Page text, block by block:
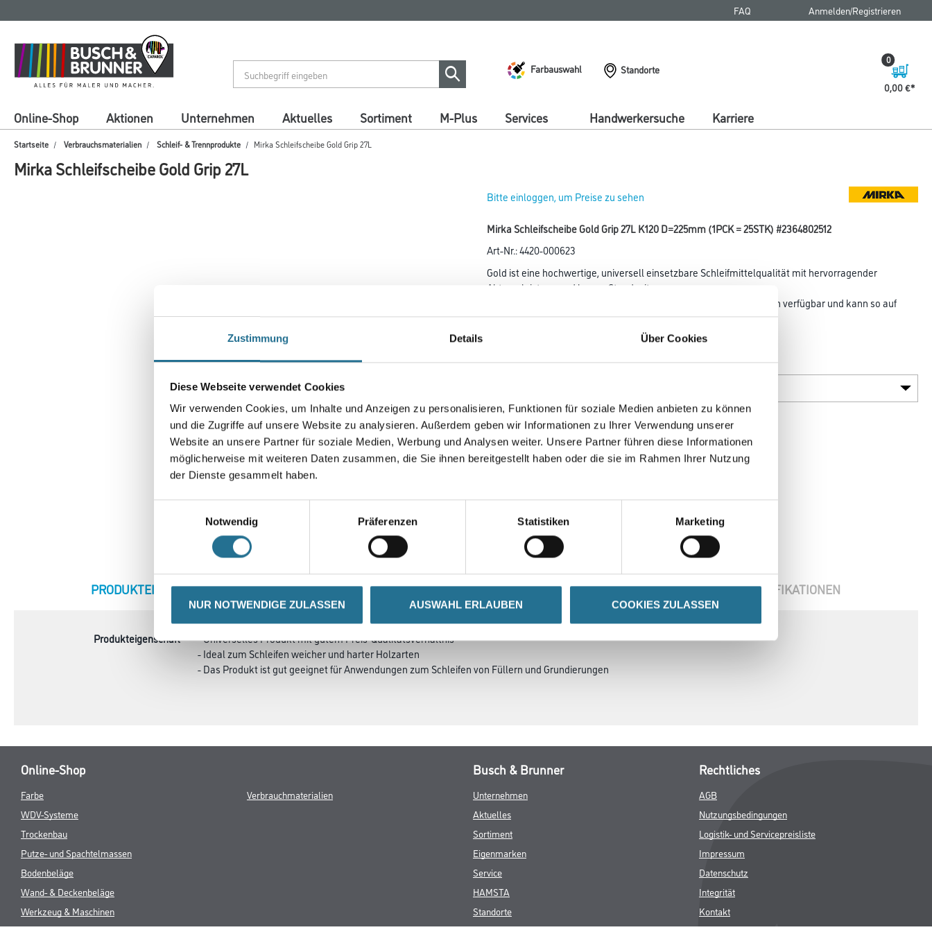
Zustimmung Details Über Cookies
Diese Webseite verwendet Cookies
Wir verwenden Cookies, um Inhalte und Anzeigen zu personalisieren, Funktionen für soziale Medien anbieten zu können
und die Zugriffe auf unsere Website zu analysieren. Außerdem geben wir Informationen zu Ihrer Verwendung unserer
Website an unsere Partner für soziale Medien, Werbung und Analysen weiter. Unsere Partner führen diese Informationen
möglicherweise mit weiteren Daten zusammen, die Sie ihnen bereitgestellt haben oder die sie im Rahmen Ihrer Nutzung
der Dienste gesammelt haben.
Notwendig
Präferenzen Statistiken Marketing
NUR NOTWENDIGE ZULASSEN AUSWAHL ERLAUBEN COOKIES ZULASSEN
springen
springen
FAQ Anmelden/Registrieren
Farbauswahl
Standorte
0,00 €
0
Online-Shop Aktionen Unternehmen Aktuelles Sortiment M-Plus Services Handwerkersuche Karriere
Startseite Verbrauchsmaterialien Schleif- & Trennprodukte Mirka Schleifscheibe Gold Grip 27L
Mirka Schleifscheibe Gold Grip 27L
Bitte einloggen, um Preise zu sehen
Mirka Schleifscheibe Gold Grip 27L K120 D=225mm (1PCK = 25STK) #2364802512
Art-Nr.:4420-000623
Gold ist eine hochwertige, universell einsetzbare Schleifmittelqualität mit hervorragender
Abtragsleistung und langer Standzeit.
Es ist in vielen unterschiedlichen Abmessungen und Lochsystemen verfügbar und kann so auf
vielen bekannten Maschinen-Typen
Durchmesser in millimeter Körnung
Umrechnungsfaktoren
CURRENT
PRODUKTEIGENSCHAFTEN ZUSATZINFOS GEFAHRENHINWEISE DATENBLÄTTER SPEZIFIKATIONEN
Produkteigenschaft
- Universelles Produkt mit gutem Preis-Qualitätsverhältnis
- Ideal zum Schleifen weicher und harter Holzarten
- Das Produkt ist gut geeignet für Anwendungen zum Schleifen von Füllern und Grundierungen
Online-Shop
Farbe
WDV-Systeme
Trockenbau
Putze- und Spachtelmassen
Bodenbeläge
Wand- & Deckenbeläge
Werkzeug & Maschinen
Verbrauchmaterialien
Busch & Brunner
Unternehmen
Aktuelles
Sortiment
Eigenmarken
Service
HAMSTA
Standorte
Rechtliches
AGB
Nutzungsbedingungen
Logistik- und Servicepreisliste
Impressum
Datenschutz
Integrität
Kontakt